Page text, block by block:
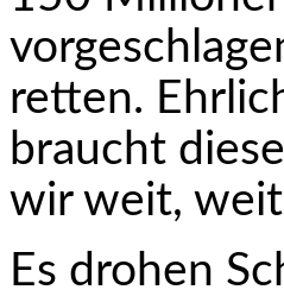
retten.
braucht
wir weit,
Es drohen